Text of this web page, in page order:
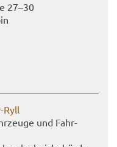
27–30
​Ryll
und Fahr­